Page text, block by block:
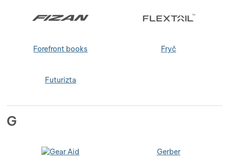
Forefront books Fryč
Futurizta
G
Gerber